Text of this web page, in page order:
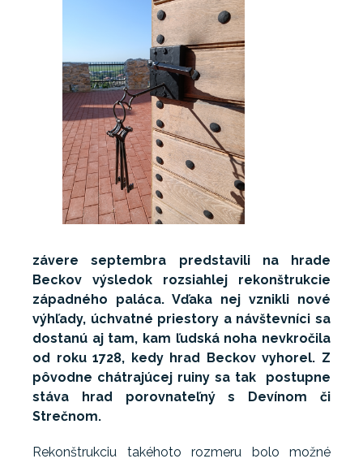
závere septembra predstavili na hrade
Beckov výsledok rozsiahlej rekonštrukcie
západného paláca. Vďaka nej vznikli nové
výhľady, úchvatné priestory a návštevníci sa
dostanú aj tam, kam ľudská noha nevkročila
od roku 1728, kedy hrad Beckov vyhorel. Z
pôvodne chátrajúcej ruiny sa tak postupne
stáva hrad porovnateľný s Devínom či
Strečnom.
Rekonštrukciu takéhoto rozmeru bolo možné